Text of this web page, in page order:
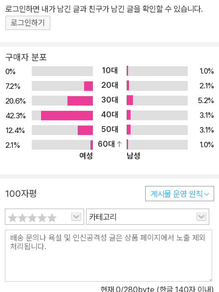
등에서》는 당시로서는 아주 파격적인 작품이었다. 마음대로 모습을
바꾸고 원하는 곳은 어디든지 갈 수 있는 북풍은 온갖 신비로운 기적
기’로 아이들을 감동시켰다. ‘속임수나 도덕적인 교훈을 담지 않고 착
하게 살아야 한다는 분위기를 담아내는데 천부적인 능력을 발휘했
다.’고 말한 W.H. 오딘의 평처럼, 맥도널드는 자칫 따분해질 수 있는
'선'에 대한 이야기를 아름답게 그려냈다. 하지만 정작 작가 자신은 아
이들이 다이아몬드의 모험을 보며 설레어 하든지 착한 다이아몬드의
행동을 보며 그 속에서 의미를 찾아내든지 크게 상관하지 않았다. 아
이들 나름대로 이야기 속에서 재미와 의미를 찾을 수 있을 거라고 생
각했기 때문이다. 이렇듯《북풍의 등에서》는 아이들도 스스로 상상하
재미없거나 힘겨운 삶을 살았던 당시 아이들에게 이 작품은 큰 위로
가 되어 주었을 것이다. 시대를 초월한 가치의 소중함 《북풍의 등에
서》가 끊임없이 재출간되며 전 세계 독자들의 관심을 모으는 이유 중
하나는 시간이 지나도 변하지 않는 보편적 진리의 소중함을 다루고
있기 때문일 것이다. 이야기의 주인공 다이아몬드는 너무나 순수하고
착한 나머지 어른들에게는 ‘하나님의 아들’로 불리고, 아이들에게는
서도 다이아몬드는 언제나 선량함을 잃지 않는다. 병든 아버지 대신
로그인하면 내가 남긴 글과 친구가 남긴 글을 확인할 수 있습니다.
로그인하기
구매자 분포
0% 10대
1.0%
7.2%
20대
2.1%
20.6%
30대
5.2%
42.3%
40대
3.1%
12.4%
50대
3.1%
2.1%
60대
1.0%
여성
남성
100자평 게시물 운영 원칙
카테고리
현재 0/280byte (한글 140자 이내)